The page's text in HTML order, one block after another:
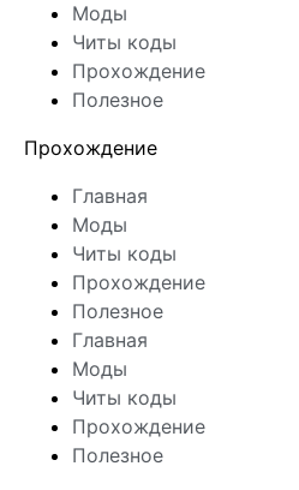
Моды
Читы коды
Прохождение
Полезное
Прохождение
Главная
Моды
Читы коды
Прохождение
Полезное
Главная
Моды
Читы коды
Прохождение
Полезное